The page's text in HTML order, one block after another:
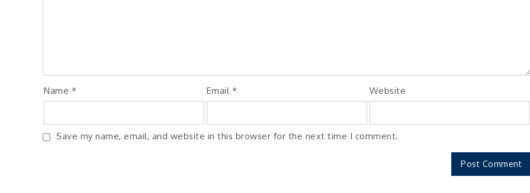
Name * Email * Website
Save my name, email, and website in this browser for the next time I comment.